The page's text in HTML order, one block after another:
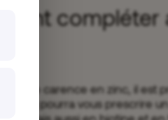
compléter
carence en zinc, il est
ci pourra vous prescrire